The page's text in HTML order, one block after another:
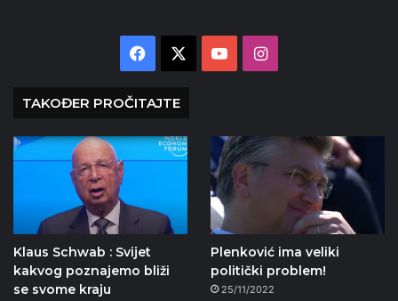
Facebook YouTubeInstagram
TAKOĐER PROČITAJTE
Klaus Schwab : Svijet
kakvog poznajemo bliži
se svome kraju
Plenković ima veliki
politički problem!
25/11/2022